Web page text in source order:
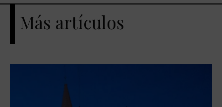
Más artículos